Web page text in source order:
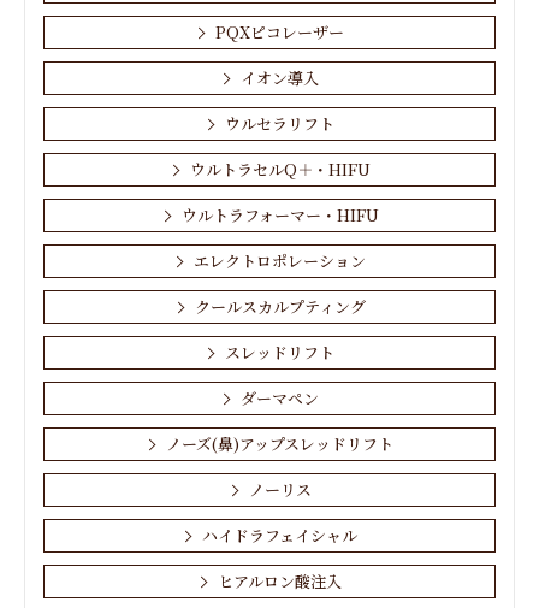
PQXピコレーザー
イオン導入
ウルセラリフト
ウルトラセルQ＋・HIFU
ウルトラフォーマー・HIFU
エレクトロポレーション
クールスカルプティング
スレッドリフト
ダーマペン
ノーズ(鼻)アップスレッドリフト
ノーリス
ハイドラフェイシャル
ヒアルロン酸注入